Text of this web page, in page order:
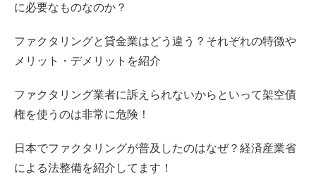
に必要なものなのか？
ファクタリングと貸金業はどう違う？それぞれの特徴や
メリット・デメリットを紹介
ファクタリング業者に訴えられないからといって架空債
権を使うのは非常に危険！
日本でファクタリングが普及したのはなぜ？経済産業省
による法整備を紹介してます！